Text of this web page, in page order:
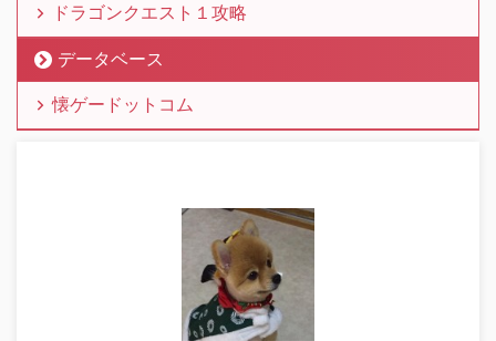
ドラゴンクエスト１攻略
データベース
懐ゲードットコム